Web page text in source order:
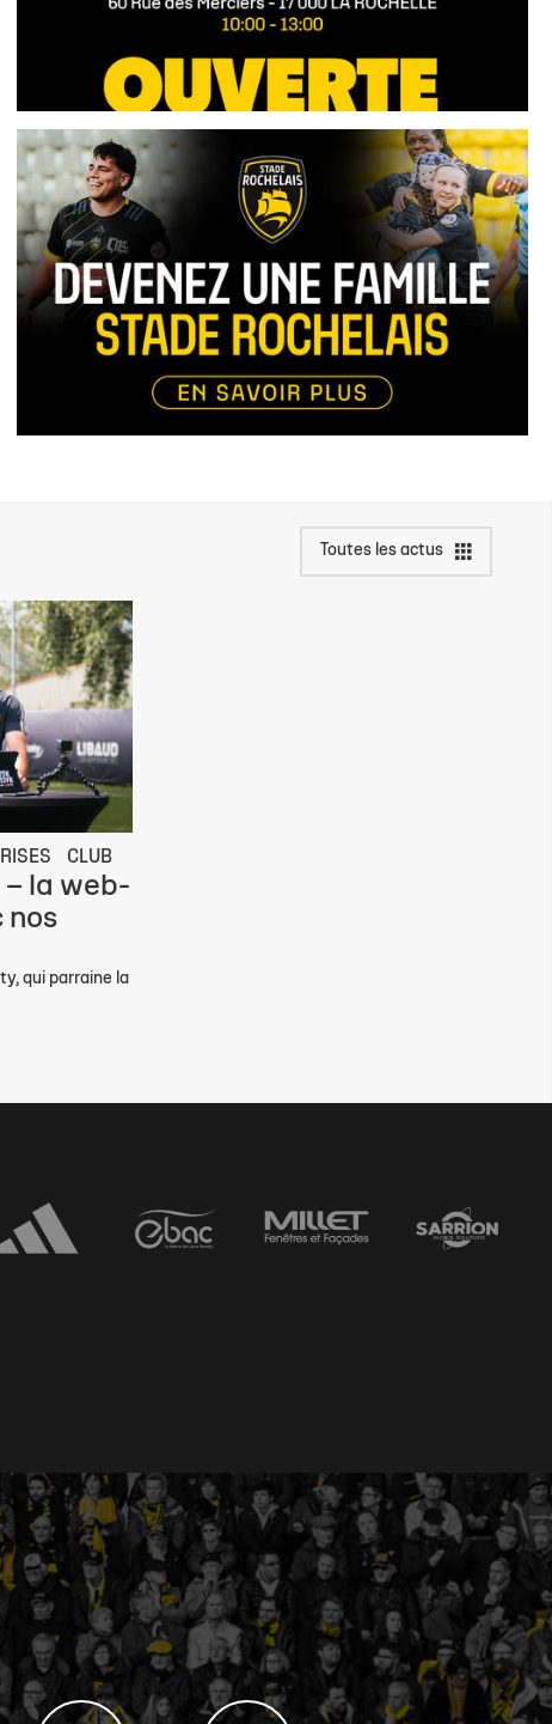
Toutes les actus
CLUB
– la web-
nos
qui parraine la